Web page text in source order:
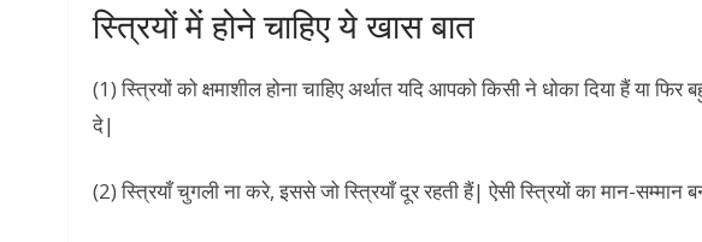
स्त्रियों में होने चाहिए ये खास बात
(1) स्त्रियों को क्षमाशील होना चाहिए अर्थात यदि आपको किसी ने धोका दिया हैं या
दे|
(2) स्त्रियाँ चुगली ना करे, इससे जो स्त्रियाँ दूर रहती हैं| ऐसी स्त्रियों का मान-सम्मान